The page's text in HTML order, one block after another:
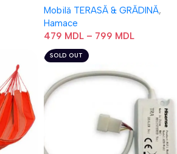
Mobilă TERASĂ & GRĂDINĂ,
Hamace
479 MDL – 799 MDL
SOLD OUT